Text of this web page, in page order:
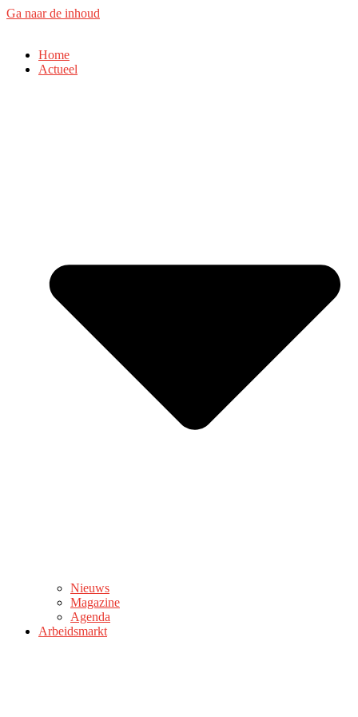
Ga naar de inhoud
Home
Actueel
Nieuws
Magazine
Agenda
Arbeidsmarkt